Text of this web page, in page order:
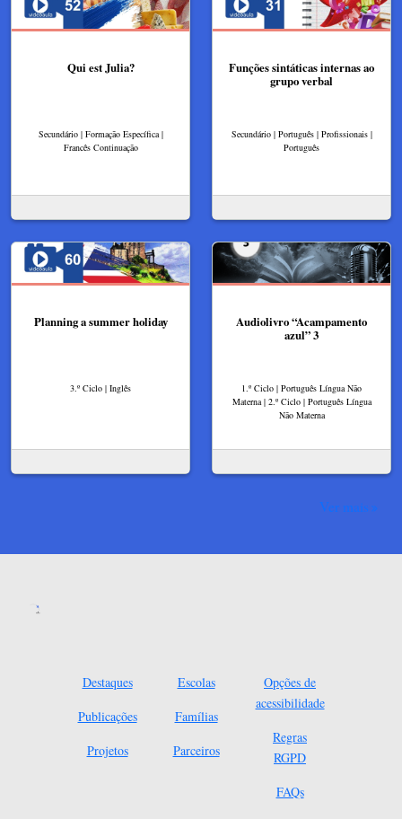
Qui est Julia?​
Secundário | Formação Específica |
Francês Continuação
Funções sintáticas internas ao
grupo verbal
Secundário | Português | Profissionais |
Português
Planning a summer holiday
3.º Ciclo | Inglês
Audiolivro “Acampamento
azul” 3
1.º Ciclo | Português Língua Não
Materna | 2.º Ciclo | Português Língua
Não Materna
Ver mais
Destaques
Publicações
Projetos
Escolas
Famílias
Parceiros
Opções de
acessibilidade
Regras
RGPD
FAQs